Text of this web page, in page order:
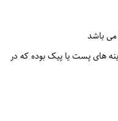
می باشد
های پست یا پیک بوده که در